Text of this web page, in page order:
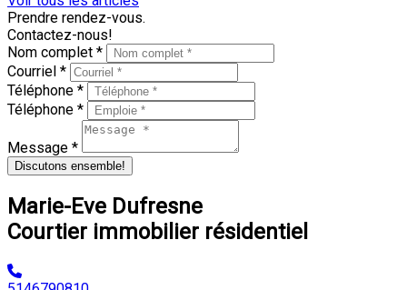
Lire plus...
2026-08-05
Voir tous les articles
Prendre rendez-vous.
Contactez-nous!
Nom complet *
Courriel *
Téléphone *
Téléphone *
Discutons ensemble!
Courtier immobilier résidentiel